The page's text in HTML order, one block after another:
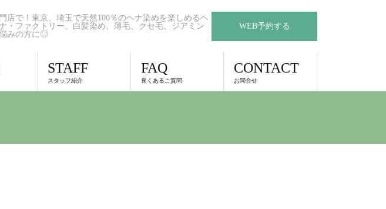
店で！東京、埼玉で天然100％のヘナ染めを楽しめるヘ
・ファクトリー。白髪染め、薄毛、クセ毛、ジアミン
みの方に◎
WEB予約する
STAFF
スタッフ紹介
FAQ
良くあるご質問
CONTACT
お問合せ